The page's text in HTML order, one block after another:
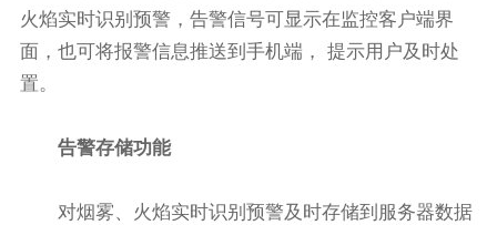
火焰实时识别预警，告警信号可显示在监控客户端界
面，也可将报警信息推送到手机端， 提示用户及时处
置。
告警存储功能
对烟雾、火焰实时识别预警及时存储到服务器数据